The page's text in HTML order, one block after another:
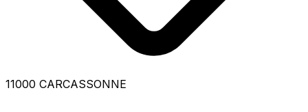
11000 CARCASSONNE